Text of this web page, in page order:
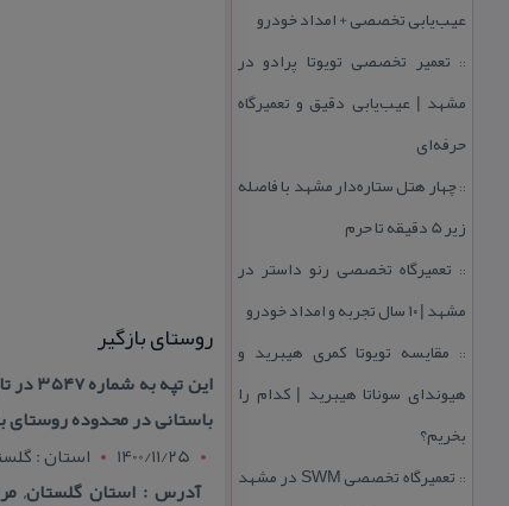
عیب‌یابی تخصصی + امداد خودرو
:: تعمیر تخصصی تویوتا پرادو در
مشهد | عیب‌یابی دقیق و تعمیرگاه
حرفه‌ای
::چهار هتل‌ ستاره‌دار مشهد با فاصله
زیر 5 دقیقه تا حرم
:: تعمیرگاه تخصصی رنو داستر در
مشهد | ۱۰ سال تجربه و امداد خودرو
:: مقایسه تویوتا كمری هیبرید و
هیوندای سوناتا هیبرید | كدام را
بخریم؟
::
تعمیرگاه تخصصی SWM در مشهد
روستای بازگیر
باستانی در محدوده روستای
1400/11/25
استان :